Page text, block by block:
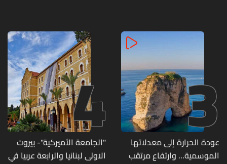
3
عودة الحرارة إلى معدلاتها
الموسمية... وارتفاع مرتقب
4
"الجامعة الأميركية"- بيروت
الاولى لبنانيا والرابعة عربيا في